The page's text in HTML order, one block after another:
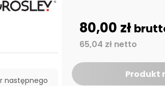
następnego
80,00 zł
65,04 zł netto
Produkt